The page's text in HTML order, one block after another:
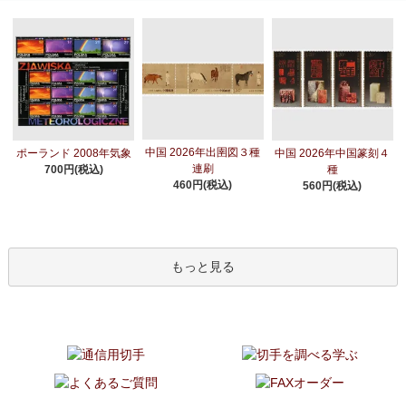
ポーランド 2008年気象
700円(税込)
中国 2026年出圉図３種
連刷
460円(税込)
中国 2026年中国篆刻４
種
560円(税込)
もっと見る